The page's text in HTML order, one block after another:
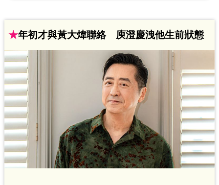
家隔空交火，在獲得外界不少同情之際，
也有知情人士向本刊透露背後內幕。
★年初才與黃大煒聯絡 庾澄慶洩他生前狀態